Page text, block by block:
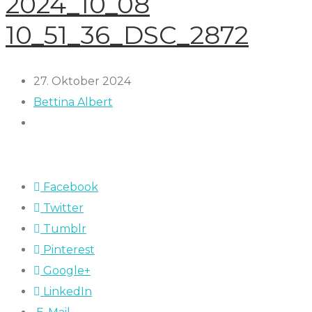
10_51_36_DSC_2872
27. Oktober 2024
Bettina Albert
Facebook
Twitter
Tumblr
Pinterest
Google+
LinkedIn